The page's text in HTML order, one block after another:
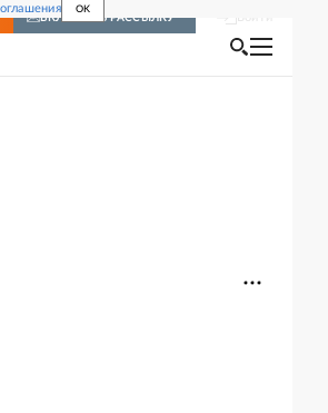
OK
ВКЛЮЧИТЬ РАССЫЛКУ